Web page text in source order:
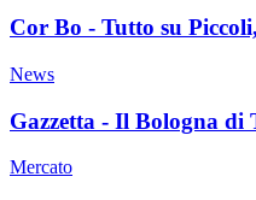
Cor Bo - Tutto su
News
Gazzetta - Il Bologna di
Mercato